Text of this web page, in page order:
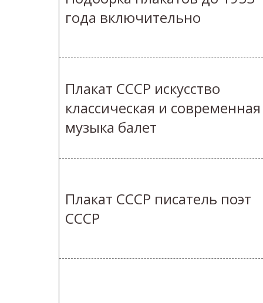
года включительно
Плакат СССР искусство
классическая и современная
музыка балет
Плакат СССР писатель поэт
СССР